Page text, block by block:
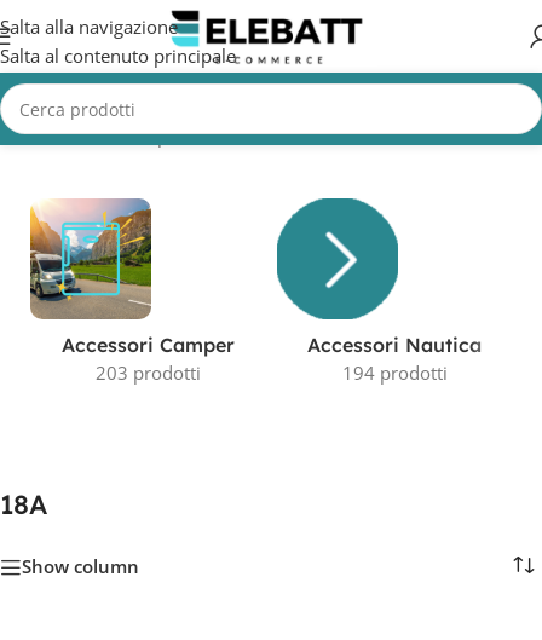
Salta alla navigazione
Salta al contenuto principale
Home/Prodotto Capacità in AH/18A Visualizzazione del risultato
Accessori Camper
203 prodotti
Accessori Nautica
194 prodotti
18A
Show column